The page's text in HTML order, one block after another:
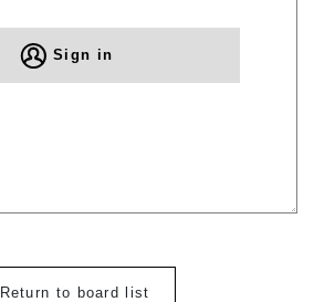
Sign in
Return to board list